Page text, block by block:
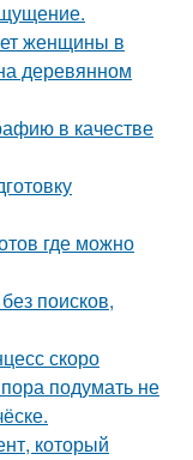
женщины в
деревянном
в качестве
где можно
поисков,
скоро
подумать не
который